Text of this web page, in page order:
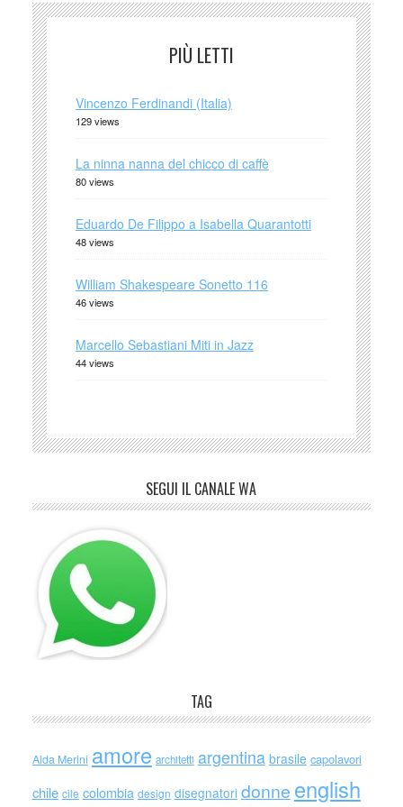
PIÙ LETTI
Vincenzo Ferdinandi (Italia)
129 views
La ninna nanna del chicco di caffè
80 views
Eduardo De Filippo a Isabella Quarantotti
48 views
William Shakespeare Sonetto 116
46 views
Marcello Sebastiani Miti in Jazz
44 views
SEGUI IL CANALE WA
TAG
Alda Merini amore architetti argentina brasile capolavori
chile cile colombia design disegnatori donne english